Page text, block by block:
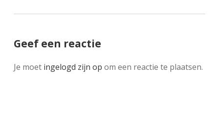
Geef een reactie
Je moet ingelogd zijn op om een reactie te plaatsen.